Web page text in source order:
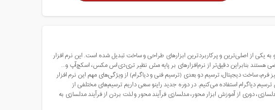
یکی از اصلی‌ترین و پرکاربردترین ابزارهای طراحی و ساخت تبدیل شده است. این نرم افزار
هستند بنابراین دقیق‌تر از نرم‌افزارهای بر پایه مش نظیر تری‌دی‌اس مکس، اسکچ‌آپ و...
فرم، ساخت دیجیتال، ترسیم دو بعدی (ترسیم فنی و دیاگرام) از ویژگی‌های مهم این نرم افزار
ترسیم دیاگرام استفاده می‌کنیم. در دوره جدید راینو سعی داریم ترسیم‌های مختلفی از
دوری از آموزش ابزار محور، مدلسازی فرآیند محور و لذت بردن از فرآیند مدلسازی به